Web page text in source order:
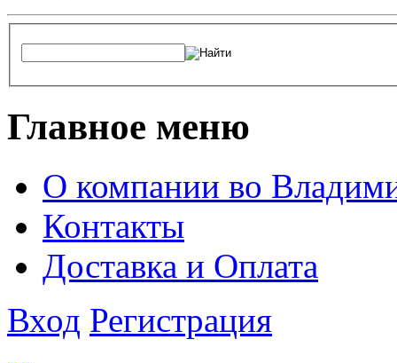
Главное меню
О компании во
Контакты
Доставка и Оплата
Вход Регистрация